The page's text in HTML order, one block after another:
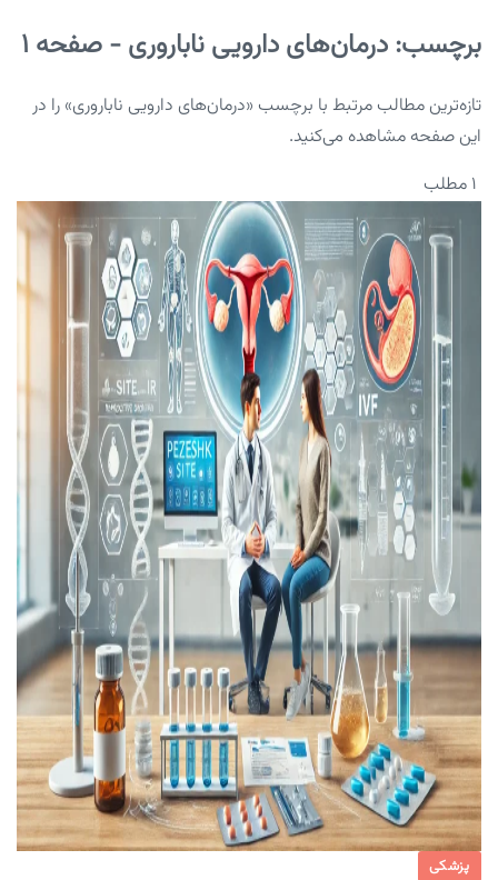
برچسب: درمان‌های دارویی ناباروری - صفحه 1
تازه‌ترین مطالب مرتبط با برچسب «درمان‌های دارویی ناباروری» را در
این صفحه مشاهده می‌کنید.
۱ مطلب
پزشکی